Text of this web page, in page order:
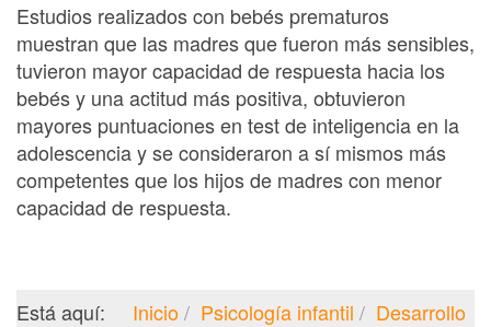
Estudios realizados con bebés prematuros
muestran que las madres que fueron más sensibles,
tuvieron mayor capacidad de respuesta hacia los
bebés y una actitud más positiva, obtuvieron
mayores puntuaciones en test de inteligencia en la
adolescencia y se consideraron a sí mismos más
competentes que los hijos de madres con menor
capacidad de respuesta.
Está aquí: Inicio Psicología infantil Desarrollo